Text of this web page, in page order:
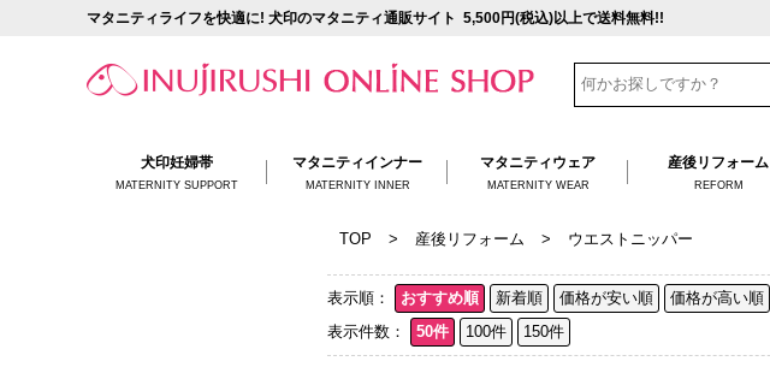
マタニティライフを快適に! 犬印のマタニティ通販サイト 5,500円(税込)以上で送料無料!!
犬印妊婦帯
MATERNITY SUPPORT
マタニティ インナー
MATERNITY INNER
マタニティ ウェア
MATERNITY WEAR
産後リフォーム
REFORM
TOP > 産後リフォーム > ウエストニッパー
表示順： おすすめ順 新着順 価格が安い順 価格が高い順
表示件数：
50件 100件 150件